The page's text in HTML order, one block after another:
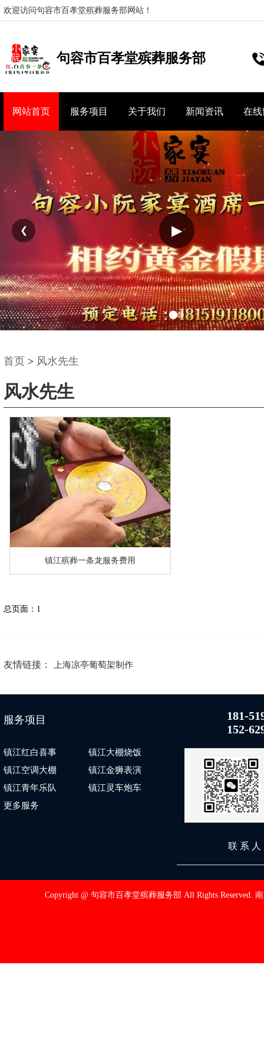
欢迎访问句容市百孝堂殡葬服务部网站！
句容市百孝堂殡葬服务部
网站首页 服务项目 关于我们 新闻资讯 在
▶
❮
首页 > 风水先生
风水先生
镇江殡葬一条龙服务费用
总页面：1
友情链接： 上海凉亭葡萄架制作
服务项目
镇江红白喜事
镇江大棚烧饭
镇江空调大棚
镇江金狮表演
镇江青年乐队
镇江灵车炮车
更多服务
181-
152-
联 系 人
Copyright @ 句容市百孝堂殡葬服务部 All Rights Reserved.